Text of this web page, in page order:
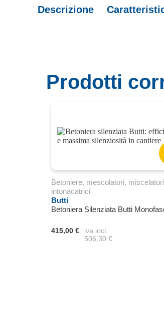
Descrizione
Prodotti
Betoniere, mescolatori,
intonacatrici
Butti
Betoniera Silenziata Butti
415,00 €
iva incl.
506,30 €